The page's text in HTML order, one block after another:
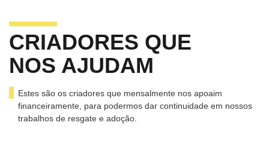
CRIADORES QUE
NOS AJUDAM
Estes são os criadores que mensalmente nos apoaim
financeiramente, para podermos dar continuidade em nossos
trabalhos de resgate e adoção.